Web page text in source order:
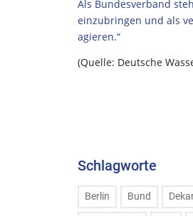
Als Bundesverband
einzubringen und als
agieren.“
(Quelle: Deutsche
Schlagworte
Berlin Bund